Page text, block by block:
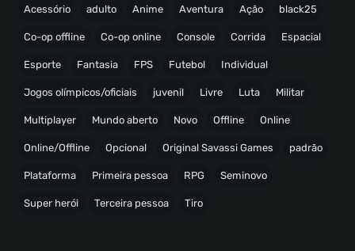
Acessório adulto Anime Aventura Ação black25
Co-op offline Co-op online Console Corrida Espacial
Esporte Fantasia FPS Futebol Individual
Jogos olímpicos/oficiais juvenil Livre Luta Militar
Multiplayer Mundo aberto Novo Offline Online
Online/Offline Opcional Original Savassi Games padrão
Plataforma Primeira pessoa RPG Seminovo
Super herói Terceira pessoa Tiro